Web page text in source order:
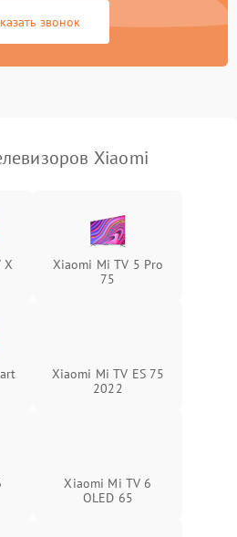
звонок
Xiaomi
X
Xiaomi Mi TV 5 Pro
75
Xiaomi Mi TV ES 75
2022
Xiaomi Mi TV 6
OLED 65